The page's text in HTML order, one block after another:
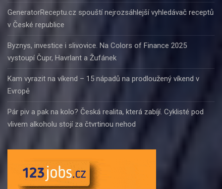
GeneratorReceptu.cz spouští nejrozsáhlejší vyhledávač receptů
v České republice
Byznys, investice i slivovice. Na Colors of Finance 2025
vystoupí Čupr, Havrlant a Žufánek
Kam vyrazit na víkend – 15 nápadů na prodloužený víkend v
Evropě
Pár piv a pak na kolo? Česká realita, která zabíjí. Cyklisté pod
vlivem alkoholu stojí za čtvrtinou nehod